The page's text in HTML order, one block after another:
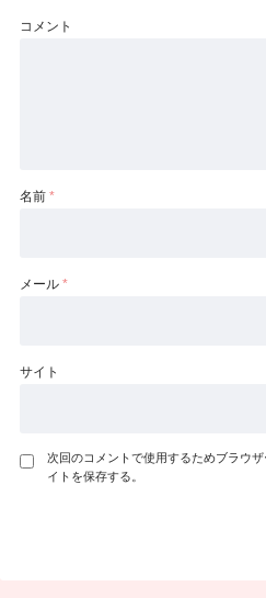
コメント
名前 *
メール *
サイト
次回のコメントで使用するためブラウ
イトを保存する。